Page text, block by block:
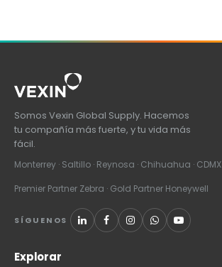
Somos Vexin Global Supply. Hacemos
tu compañía más fuerte, y tu vida más
fácil.
Monterrey · Saltillo · Reynosa · Chihuahua · CDMX
Premier Partner Zebra · Gold Partner Honeywell
SÍGUENOS
Explorar